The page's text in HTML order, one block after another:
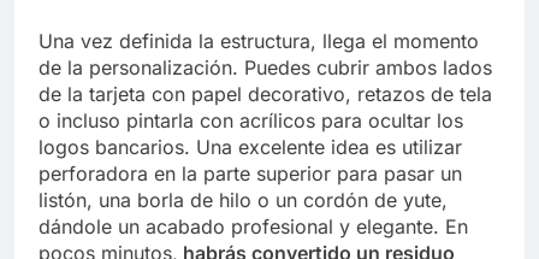
Una vez definida la estructura, llega el momento
de la personalización. Puedes cubrir ambos lados
de la tarjeta con papel decorativo, retazos de tela
o incluso pintarla con acrílicos para ocultar los
logos bancarios. Una excelente idea es utilizar
perforadora en la parte superior para pasar un
listón, una borla de hilo o un cordón de yute,
dándole un acabado profesional y elegante. En
pocos minutos, habrás convertido un residuo